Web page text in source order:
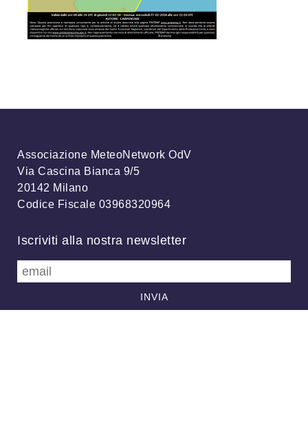
Associazione MeteoNetwork OdV
Via Cascina Bianca 9/5
20142 Milano
Codice Fiscale 03968320964
Iscriviti alla nostra newsletter